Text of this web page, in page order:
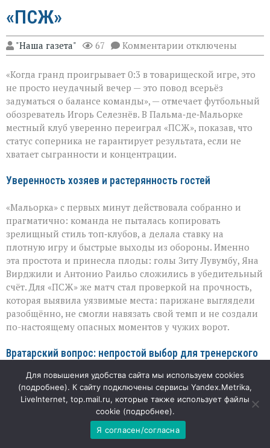
«ПСЖ»
"Наша газета" 67 Комментарии к
записи
сюрприз
в
Пальме:
«Мальорка»
преподала
урок
«ПСЖ»
отключены
«Когда гранд проигрывает 0:3 в товарищеской игре, это
не просто неудачный вечер — это повод всерьёз
задуматься о балансе команды», — отмечает футбольный
обозреватель Игорь Селезнёв. В Пальма‑де‑Мальорке
местный клуб уверенно переиграл «ПСЖ», показав, что
статус соперника не гарантирует результата, если не
хватает сыгранности и концентрации.
Уверенность хозяев и растерянность гостей
«Мальорка» с первых минут действовала собранно и
прагматично: команда не пыталась копировать
зрелищный стиль топ‑клубов, а делала ставку на
плотную игру и быстрые выходы из обороны. Именно
эта простота и принесла плоды: голы Зиту Лувумбу, Яна
Вирджили и Антонио Раильо сложились в убедительный
счёт. Для «ПСЖ» же матч стал проверкой на прочность,
которая выявила уязвимые места: парижане выглядели
разобщённо, не смогли навязать свой темп и не создали
по-настоящему опасных моментов у чужих ворот.
Вратарский вопрос: непростой выбор для тренерского
Особое внимание в этой встрече привлёк эпизод с
заменой вратаря: российский голкипер Матвей Сафонов,
вышедший в стартовом составе, покинул поле в
перерыве после двух пропущенных мячей. Решение
Для повышения удобства сайта мы используем cookies
(подробнее). К сайту подключены сервисы Yandex.Metrika,
LiveInternet, top.mail.ru, которые также использует файлы
cookie (подробнее).
Я согласен/согласна